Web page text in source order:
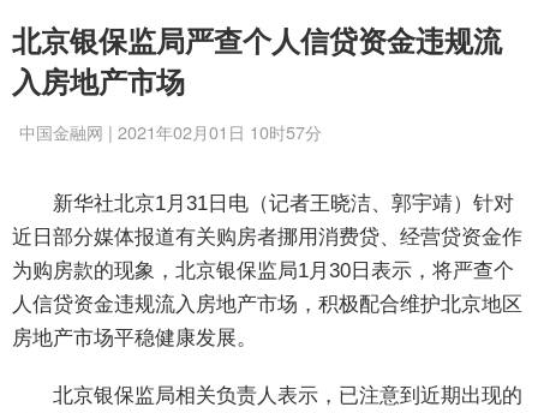
北京银保监局严查个人信贷资金违规流
入房地产市场
中国金融网 | 2021年02月01日 10时57分
新华社北京1月31日电（记者王晓洁、郭宇靖）针对
近日部分媒体报道有关购房者挪用消费贷、经营贷资金作
为购房款的现象，北京银保监局1月30日表示，将严查个
人信贷资金违规流入房地产市场，积极配合维护北京地区
房地产市场平稳健康发展。
北京银保监局相关负责人表示，已注意到近期出现的